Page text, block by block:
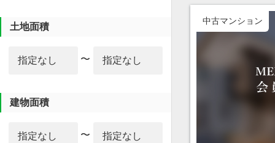
土地面積
〜
建物面積
〜
中古マンション